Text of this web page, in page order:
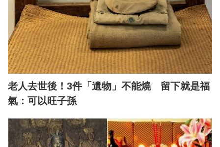
老人去世後！3件「遺物」不能燒 留下就是福
氣：可以旺子孫